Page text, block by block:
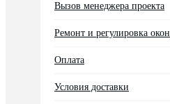
Вызов менеджера проекта
Ремонт и регулировка окон
Оплата
Условия доставки